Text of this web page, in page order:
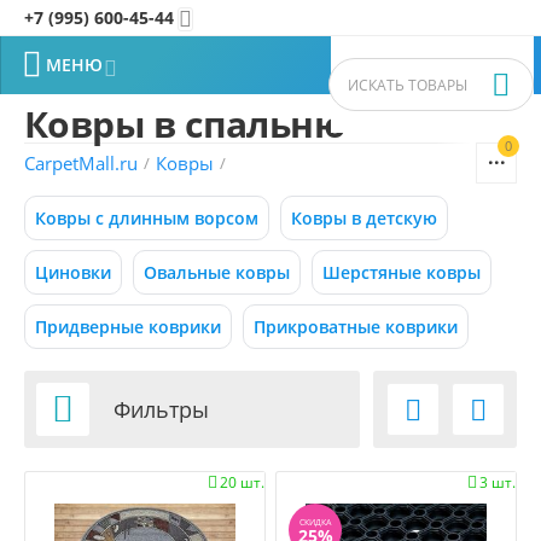
+7 (995) 600-45-44 
0


 МЕНЮ
Фильтры товаров
Цена
Р – Р
Размер (м)
0.50x0.88
Ковры в спальню
CarpetMall.ru / Ковры /
Ковры с длинным ворсом Ковры в детскую
Циновки Овальные ковры Шерстяные ковры
Придверные коврики Прикроватные коврики
 Фильтры  
20 шт.
 3 шт.

СКИДКА
25%